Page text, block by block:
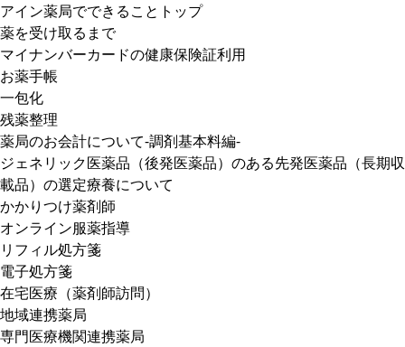
アイン薬局でできることトップ
薬を受け取るまで
マイナンバーカードの健康保険証利用
お薬手帳
一包化
残薬整理
薬局のお会計について-調剤基本料編-
ジェネリック医薬品（後発医薬品）のある先発医薬品（長期収
載品）の選定療養について
かかりつけ薬剤師
オンライン服薬指導
リフィル処方箋
電子処方箋
在宅医療（薬剤師訪問）
地域連携薬局
専門医療機関連携薬局